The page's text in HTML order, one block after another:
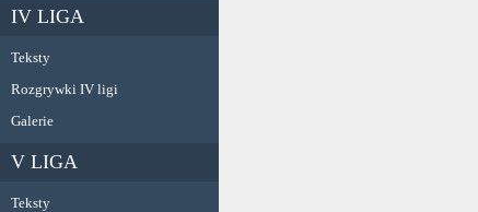
IV LIGA
Teksty
Rozgrywki IV ligi
Galerie
V LIGA
Teksty